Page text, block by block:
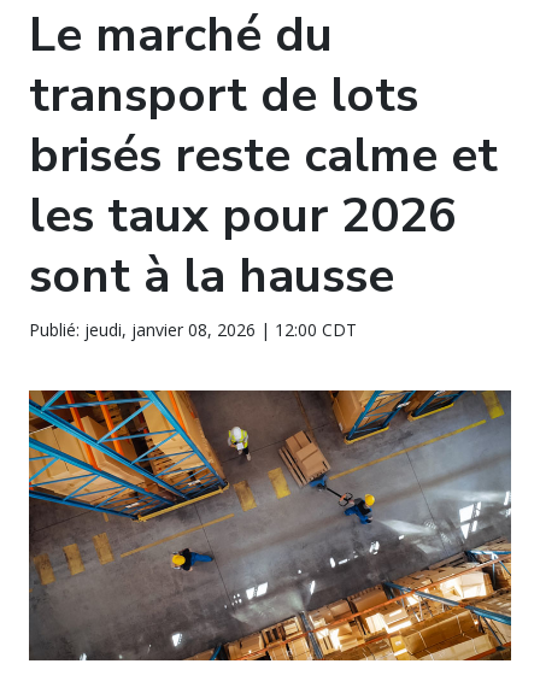
Le marché du
transport de lots
brisés reste calme et
les taux pour 2026
sont à la hausse
Publié: jeudi, janvier 08, 2026 | 12:00 CDT